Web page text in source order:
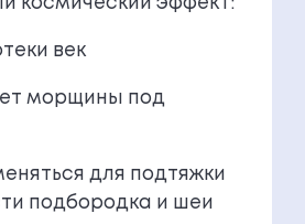
космический эффект:
век
морщины под
для подтяжки
подбородка и шеи